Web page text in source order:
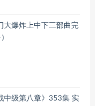
大爆炸上中下三部曲完
中级第八章》353集 实